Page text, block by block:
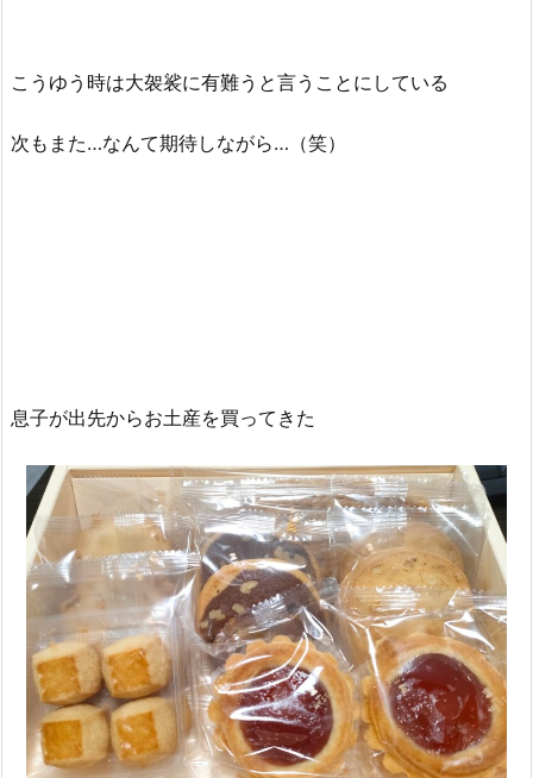
こうゆう時は大袈裟に有難うと言うことにしている
次もまた…なんて期待しながら…（笑）
息子が出先からお土産を買ってきた